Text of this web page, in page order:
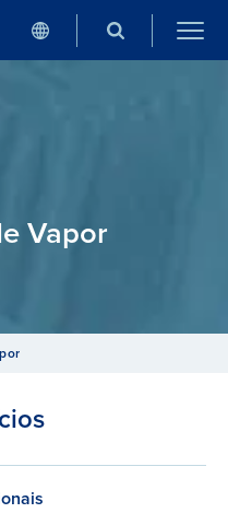
Vapor
para Caldeiras